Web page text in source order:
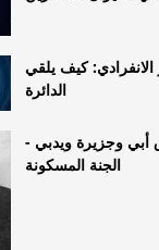
كيف يلقي
الدائرة
وجزيرة ويدبي -
الجنة المسكونة